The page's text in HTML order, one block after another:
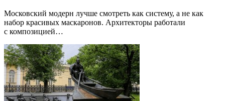
Московский модерн лучше смотреть как систему, а не как
набор красивых маскаронов. Архитекторы работали
с композицией…